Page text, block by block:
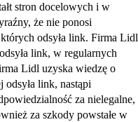
stron docelowych i w
że nie ponosi
odsyła link. Firma Lidl
link, w regularnych
Lidl uzyska wiedzę o
odsyła link, nastąpi
za nielegalne,
za szkody powstałe w